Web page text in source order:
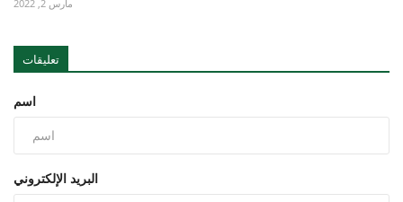
مارس 2, 2022
تعليقات
اسم
البريد الإلكتروني